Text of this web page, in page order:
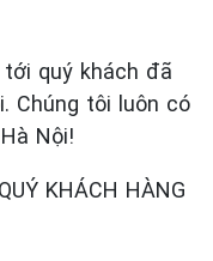
quý khách đã
Chúng tôi luôn có
Nội!
KHÁCH HÀNG